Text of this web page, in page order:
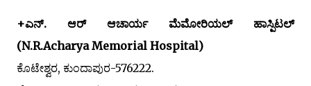
+ಎನ್. ಆರ್ ಆಚಾರ್ಯ ಮೆಮೋರಿಯಲ್ ಹಾಸ್ಪಿಟಲ್
(N.R.Acharya Memorial Hospital)
ಕೊಟೇಶ್ವರ, ಕುಂದಾಪುರ-576222.